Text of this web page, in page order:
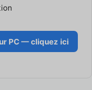
PC — cliquez ici